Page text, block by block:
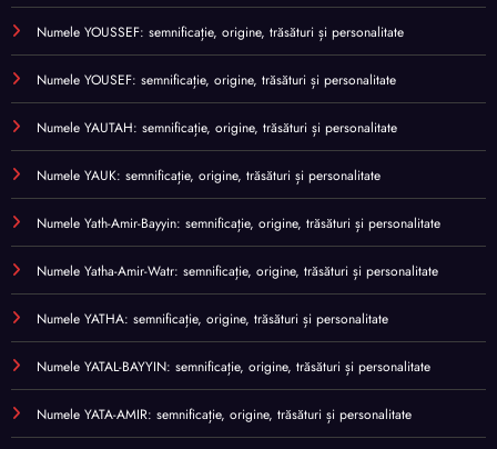
Numele YOUSSEF: semnificație, origine, trăsături și personalitate
Numele YOUSEF: semnificație, origine, trăsături și personalitate
Numele YAUTAH: semnificație, origine, trăsături și personalitate
Numele YAUK: semnificație, origine, trăsături și personalitate
Numele Yath-Amir-Bayyin: semnificație, origine, trăsături și personalitate
Numele Yatha-Amir-Watr: semnificație, origine, trăsături și personalitate
Numele YATHA: semnificație, origine, trăsături și personalitate
Numele YATAL-BAYYIN: semnificație, origine, trăsături și personalitate
Numele YATA-AMIR: semnificație, origine, trăsături și personalitate